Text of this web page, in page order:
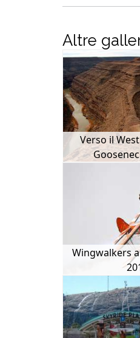
Altre
Verso il
Wingwalkers